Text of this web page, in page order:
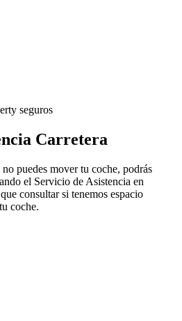
Carretera
puedes mover tu coche, podrás
el Servicio de Asistencia en
consultar si tenemos espacio
coche.